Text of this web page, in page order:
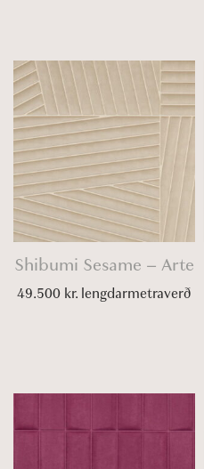
Shibumi Sesame – Arte
49.500 kr. lengdarmetraverð